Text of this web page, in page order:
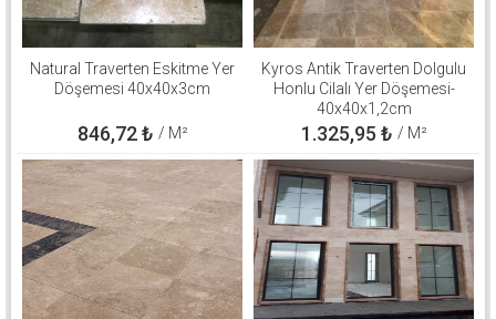
Natural Traverten Eskitme Yer
Döşemesi 40x40x3cm
846,72₺ / M²
Kyros Antik Traverten Dolgulu
Honlu Cilalı Yer Döşemesi-
40x40x1,2cm
1.325,95 ₺ / M²